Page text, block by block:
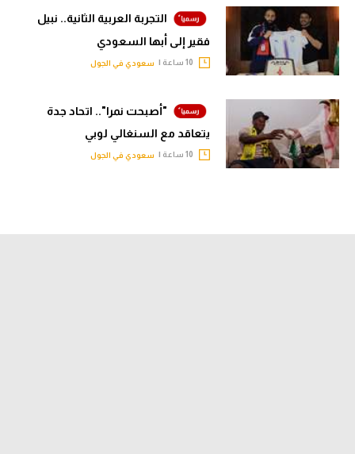
التجربة العربية الثانية.. نبيل
فقير إلى أبها السعودي
سعودي في الجول
"أصبحت نمرا".. اتحاد جدة
يتعاقد مع السنغالي لوبي
سعودي في الجول